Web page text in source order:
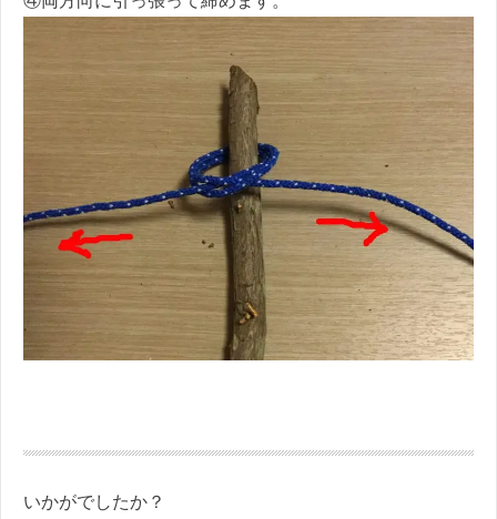
いかがでしたか？